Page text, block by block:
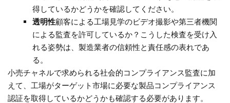
得しているかどうかを確認してください。
透明性顧客による工場見学のビデオ撮影や第三者機関
による監査を許可しているか？こうした検査を受け入
れる姿勢は、製造業者の信頼性と責任感の表れであ
る。
小売チャネルで求められる社会的コンプライアンス監査に加
えて、工場がターゲット市場に必要な製品コンプライアンス
認証を取得しているかどうかも確認する必要があります。